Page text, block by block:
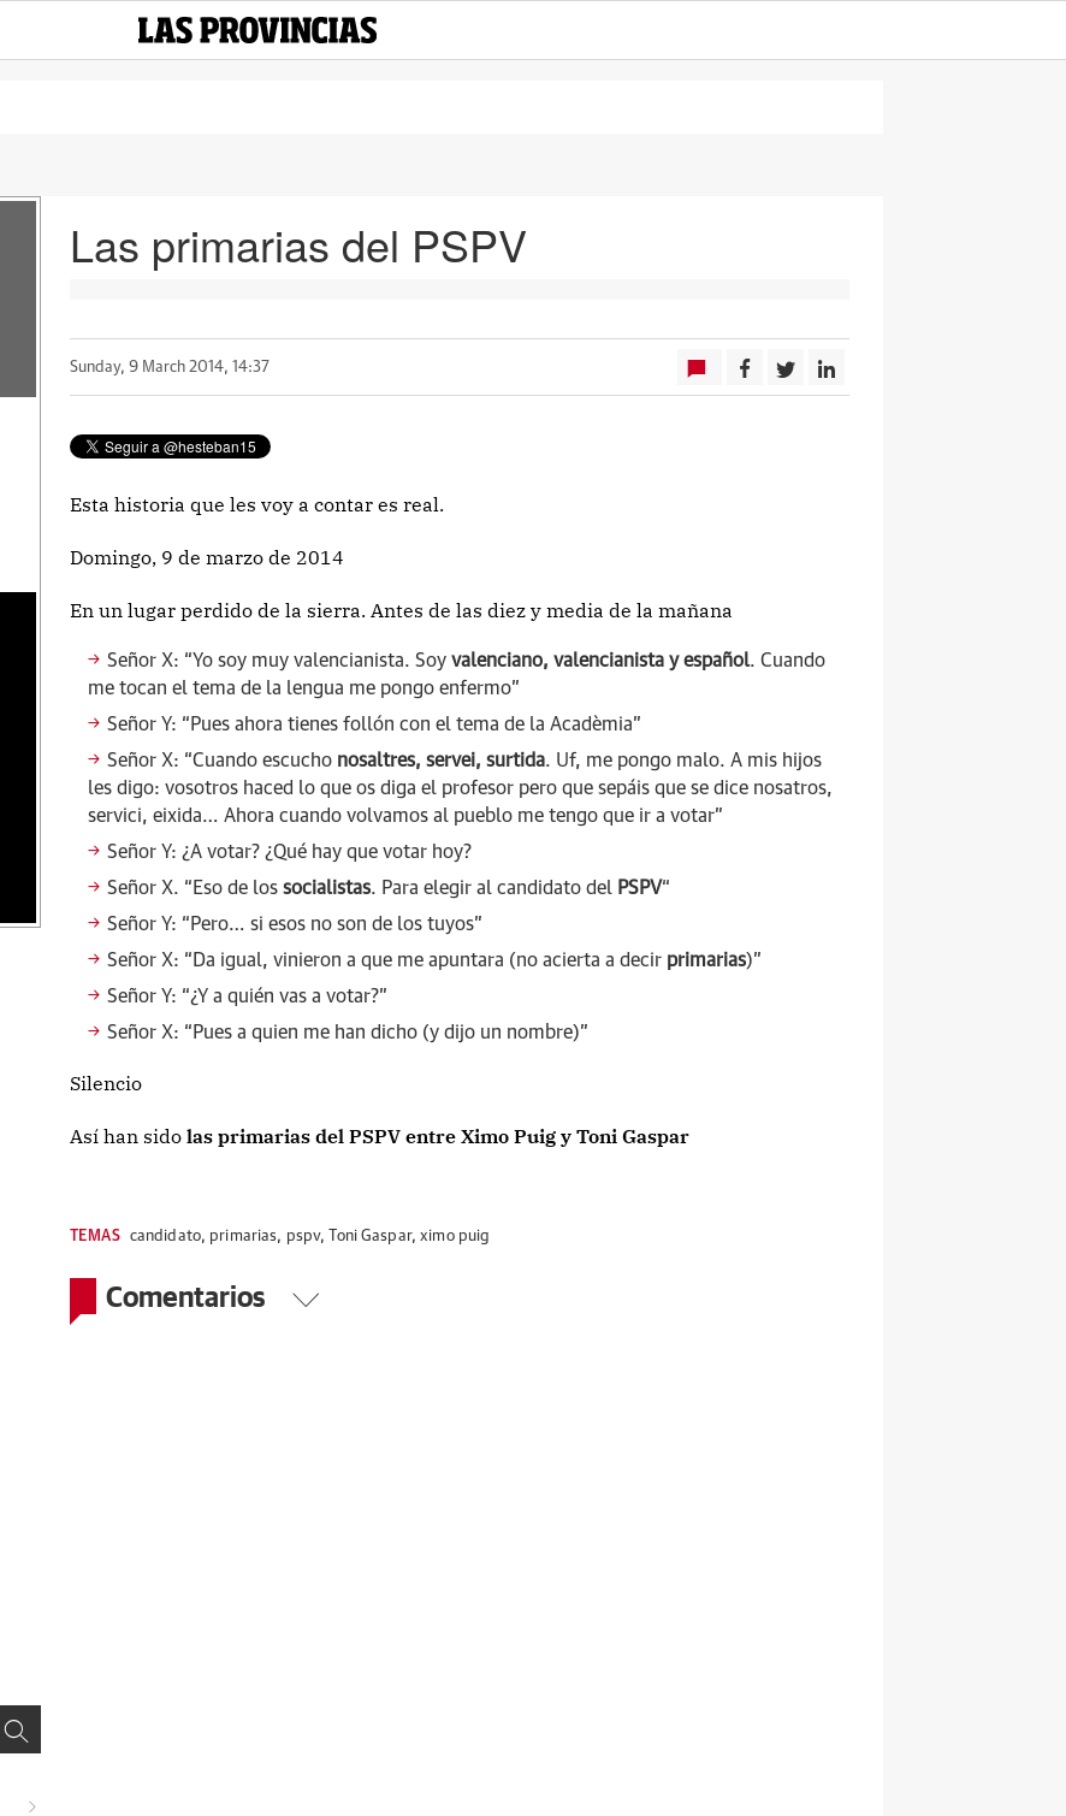
Las primarias del PSPV
Sunday, 9 March 2014, 14:37
Esta historia que les voy a contar es real.
Domingo, 9 de marzo de 2014
En un lugar perdido de la sierra. Antes de las diez y media de la mañana
Señor X: “Yo soy muy valencianista. Soy valenciano, valencianista y español. Cuando
me tocan el tema de la lengua me pongo enfermo”
Señor Y: “Pues ahora tienes follón con el tema de la Acadèmia”
Señor X: “Cuando escucho nosaltres, servei, surtida. Uf, me pongo malo. A mis hijos
les digo: vosotros haced lo que os diga el profesor pero que sepáis que se dice nosatros,
servici, eixida… Ahora cuando volvamos al pueblo me tengo que ir a votar”
Señor Y: ¿A votar? ¿Qué hay que votar hoy?
Señor X. “Eso de los socialistas. Para elegir al candidato del PSPV“
Señor Y: “Pero… si esos no son de los tuyos”
Señor X: “Da igual, vinieron a que me apuntara (no acierta a decirprimarias)”
Señor Y: “¿Y a quién vas a votar?”
Señor X: “Pues a quien me han dicho (y dijo un nombre)”
Silencio
Así han sido las primarias del PSPV entre Ximo Puig y Toni Gaspar
TEMAS candidato, primarias, pspv, Toni Gaspar,ximo puig
Comentarios